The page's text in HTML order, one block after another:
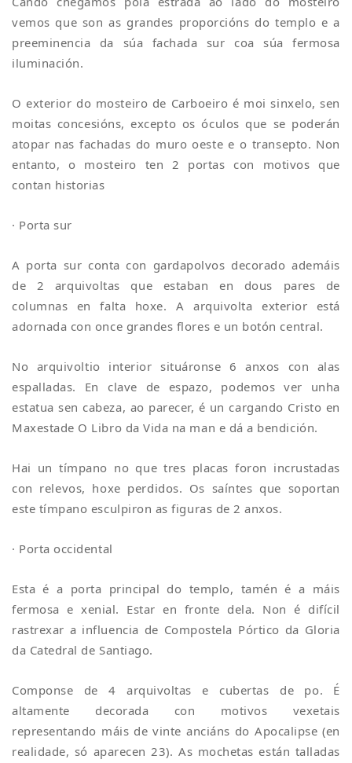
vemos que son as grandes proporcións do templo e a
preeminencia da súa fachada sur coa súa fermosa
iluminación.
O exterior do mosteiro de Carboeiro é moi sinxelo, sen
moitas concesións, excepto os óculos que se poderán
atopar nas fachadas do muro oeste e o transepto. Non
entanto, o mosteiro ten 2 portas con motivos que
contan historias
· Porta sur
A porta sur conta con gardapolvos decorado ademáis
de 2 arquivoltas que estaban en dous pares de
columnas en falta hoxe. A arquivolta exterior está
adornada con once grandes flores e un botón central.
No arquivoltio interior situáronse 6 anxos con alas
espalladas. En clave de espazo, podemos ver unha
estatua sen cabeza, ao parecer, é un cargando Cristo en
Maxestade O Libro da Vida na man e dá a bendición.
Hai un tímpano no que tres placas foron incrustadas
con relevos, hoxe perdidos. Os saíntes que soportan
este tímpano esculpiron as figuras de 2 anxos.
· Porta occidental
Esta é a porta principal do templo, tamén é a máis
fermosa e xenial. Estar en fronte dela. Non é difícil
rastrexar a influencia de Compostela Pórtico da Gloria
da Catedral de Santiago.
Componse de 4 arquivoltas e cubertas de po. É
altamente decorada con motivos vexetais
representando máis de vinte anciáns do Apocalipse (en
realidade, só aparecen 23). As mochetas están talladas